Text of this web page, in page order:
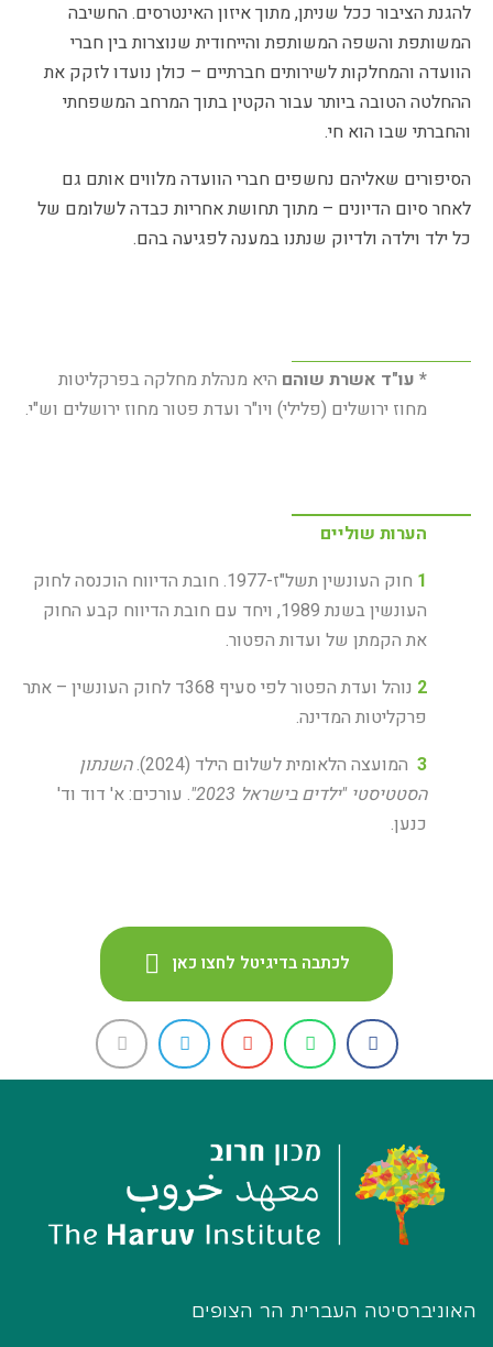
להגנת הציבור ככל שניתן, מתוך איזון האינטרסים. החשיבה
המשותפת והשפה המשותפת והייחודית שנוצרות בין חברי
הוועדה והמחלקות לשירותים חברתיים – כולן נועדו לזקק את
ההחלטה הטובה ביותר עבור הקטין בתוך המרחב המשפחתי
והחברתי שבו הוא חי.
הסיפורים שאליהם נחשפים חברי הוועדה מלווים אותם גם
לאחר סיום הדיונים – מתוך תחושת אחריות כבדה לשלומם של
כל ילד וילדה ולדיוק שנתנו במענה לפגיעה בהם.
* עו"ד אשרת שוהם היא מנהלת מחלקה בפרקליטות
מחוז ירושלים (פלילי) ויו"ר ועדת פטור מחוז ירושלים וש"י.
הערות שוליים
1
חוק העונשין תשל"ז-1977. חובת הדיווח הוכנסה לחוק
העונשין בשנת 1989, ויחד עם חובת הדיווח קבע החוק
את הקמתן של ועדות הפטור.
2
נוהל ועדת הפטור לפי סעיף 368ד לחוק העונשין – אתר
פרקליטות המדינה.
3 המועצה הלאומית לשלום הילד (2024).
השנתון
הסטטיסטי "ילדים בישראל 2023"
. עורכים: א' דוד וד'
כנען.
לכתבה בדיגיטל לחצו כאן
האוניברסיטה העברית הר הצופים